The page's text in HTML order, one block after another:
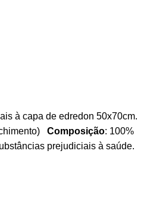
à capa de edredon 50x70cm.
Composição: 100%
prejudiciais à saúde.